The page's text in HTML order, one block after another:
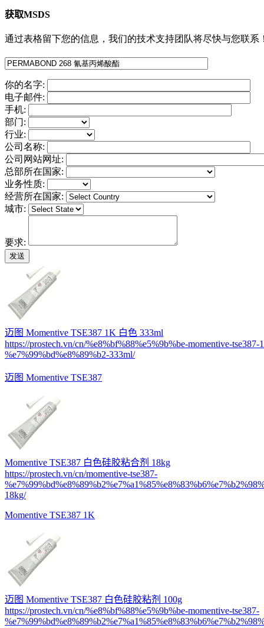
获取MSDS
通过表格留下您的信息，我们的技术支持团队将尽快与您联系
你的名字:
电子邮件:
手机:
部门:
行业:
公司名称:
公司网站网址:
总部所在国家:
业务性质:
经营所在国家:
城市:
要求:
迈图 Momentive TSE387 1K 白色 333ml
https://prostech.vn/cn/%e8%bf%88%e5%9b%be-momentive-tse387-
%e7%99%bd%e8%89%b2-333ml/
迈图 Momentive TSE387
Momentive TSE387 白色硅胶粘合剂 18kg
https://prostech.vn/cn/momentive-tse387-
18kg/
Momentive TSE387 1K
迈图 Momentive TSE387 白色硅胶粘剂 100g
https://prostech.vn/cn/%e8%bf%88%e5%9b%be-momentive-tse387-